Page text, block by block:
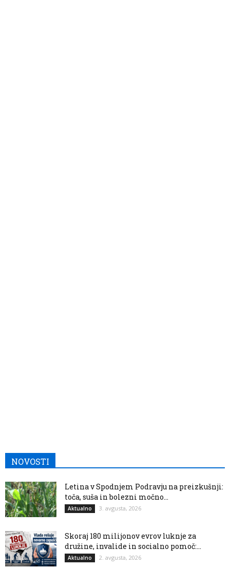
NOVOSTI
Letina v Spodnjem Podravju na preizkušnji:
toča, suša in bolezni močno...
Aktualno 3. avgusta, 2026
Skoraj 180 milijonov evrov luknje za
družine, invalide in socialno pomoč:...
Aktualno 2. avgusta, 2026